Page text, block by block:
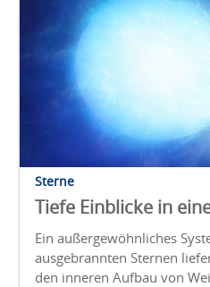
Sterne
Tiefe Einblicke in
Ein außergewöhnliches
ausgebrannten Sternen
den inneren Aufbau von